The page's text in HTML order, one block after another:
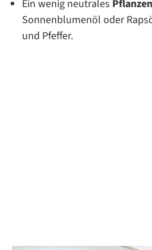
Ein wenig neutrales
Sonnenblumenöl oder
und Pfeffer.